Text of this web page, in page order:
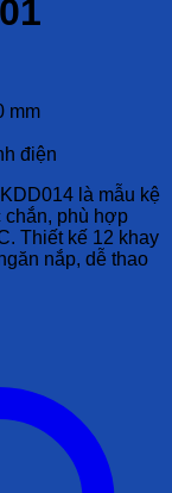
mm
điện
là mẫu kệ
chắn, phù hợp
Thiết kế 12 khay
nắp, dễ thao